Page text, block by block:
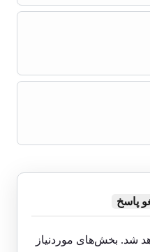
پاسخ
شد. بخش‌های موردنیاز